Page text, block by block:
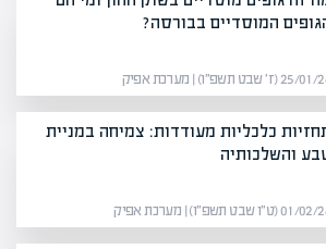
המוסדיים בבורסה?
26 (ז׳ שבט תשפ״ו) | מערכת אפיק
כלכליות מעודדות: צמיחה במניית
והשלכותיה
26 (ט״ו שבט תשפ״ו) | מערכת אפיק